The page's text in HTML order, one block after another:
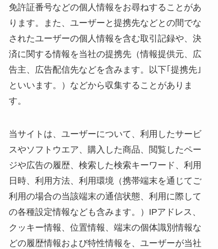
免許証番号などの個人情報をお尋ねすることがあ
ります。また、ユーザーと提携先などとの間でな
されたユーザーの個人情報を含む取引記録や、決
済に関する情報を当社の提携先（情報提供元、広
告主、広告配信先などを含みます。以下｢提携先｣
といいます。）などから収集することがありま
す。
当サイトは、ユーザーについて、利用したサービ
スやソフトウエア、購入した商品、閲覧したペー
ジや広告の履歴、検索した検索キーワード、利用
日時、利用方法、利用環境（携帯端末を通じてご
利用の場合の当該端末の通信状態、利用に際して
の各種設定情報なども含みます。）IPアドレス、
クッキー情報、位置情報、端末の個体識別情報な
どの履歴情報および特性情報を、ユーザーが当社